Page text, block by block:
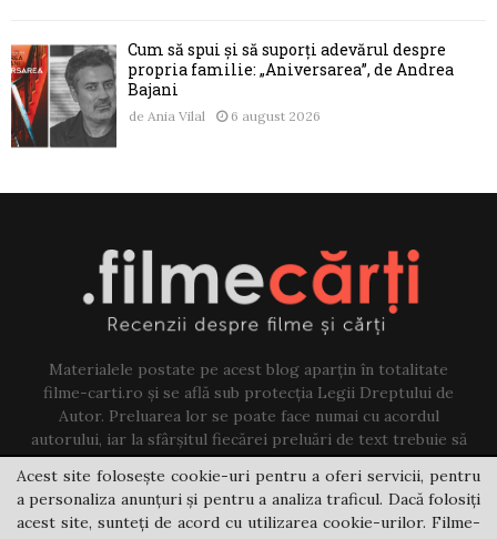
Cum să spui și să suporți adevărul despre
propria familie: „Aniversarea”, de Andrea
Bajani
de Ania Vilal 6 august 2026
Materialele postate pe acest blog aparțin în totalitate
filme-carti.ro și se află sub protecția Legii Dreptului de
Autor. Preluarea lor se poate face numai cu acordul
autorului, iar la sfârșitul fiecărei preluări de text trebuie să
existe un link către acest blog.
Contact us:jovi@filme-carti.ro
Acest site folosește cookie-uri pentru a oferi servicii, pentru
a personaliza anunțuri și pentru a analiza traficul. Dacă folosiți
acest site, sunteți de acord cu utilizarea cookie-urilor. Filme-